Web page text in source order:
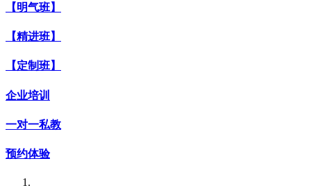
【明气班】
【精进班】
【定制班】
企业培训
一对一私教
预约体验